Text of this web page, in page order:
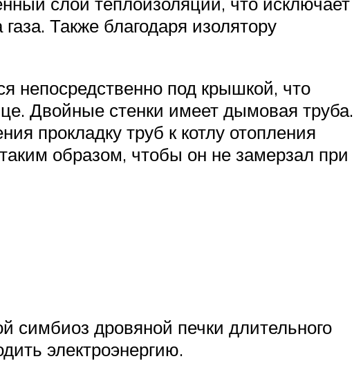
Также благодаря изолятору
непосредственно под крышкой, что
Двойные стенки имеет дымовая труба.
прокладку труб к котлу отопления
образом, чтобы он не замерзал при
симбиоз дровяной печки длительного
электроэнергию.